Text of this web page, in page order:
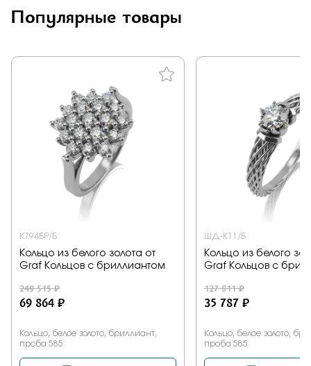
Популярные товары
К794БР/Б
Кольцо из белого золота от
Graf Кольцов с бриллиантом
249 515 ₽
69 864 ₽
Кольцо, белое золото, бриллиант,
проба 585
ШД-К11/Б
Кольцо из белого
Graf Кольцов с
127 811 ₽
35 787 ₽
Кольцо, белое золото,
проба 585